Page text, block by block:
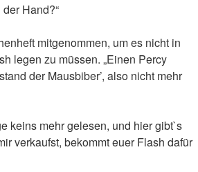
Hand?“
mitgenommen, um es nicht in
legen zu müssen. „Einen Percy
der Mausbiber’, also nicht mehr
keins mehr gelesen, und hier gibt`s
verkaufst, bekommt euer Flash dafür